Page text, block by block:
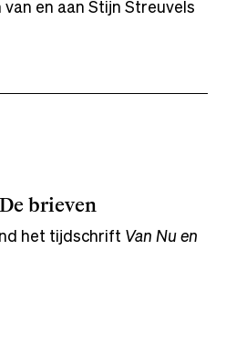
en aan Stijn Streuvels
brieven
het tijdschrift Van Nu en